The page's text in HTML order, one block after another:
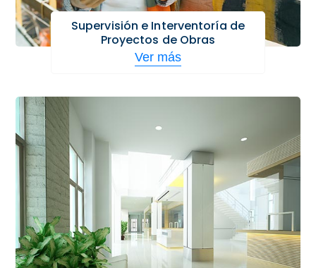
Supervisión e Interventoría de
Proyectos de Obras
Ver más